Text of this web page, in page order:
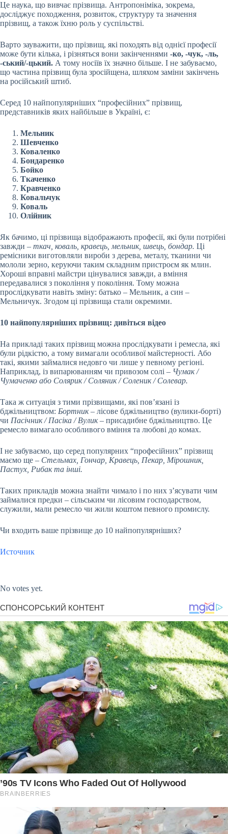
Це наука, що вивчає прізвища. Антропоніміка, зокрема,
досліджує походження, розвиток, структуру та значення
прізвищ, а також їхню роль у суспільстві.
Варто зауважити, що прізвищ, які походять від однієї професії
може бути кілька, і різняться вони закінченнями -ко, -чук, -ль,
-ський/-цький. А тому носіїв їх значно більше. І не забуваємо,
що частина прізвищ була зросійщена, шляхом заміни закінчень
на російський штиб.
Серед 10 найпопулярніших “професійних” прізвищ,
представників яких найбільше в Україні, є:
Мельник
Шевченко
Коваленко
Бондаренко
Бойко
Ткаченко
Кравченко
Ковальчук
Коваль
Олійник
Як бачимо, ці прізвища відображають професії, які були потрібні
завжди – ткач, коваль, кравець, мельник, швець, бондар. Ці
ремісники виготовляли вироби з дерева, металу, тканини чи
мололи зерно, керуючи таким складним пристроєм як млин.
Хороші вправні майстри цінувалися завжди, а вміння
передавалися з покоління у покоління. Тому можна
прослідкувати навіть зміну: батько – Мельник, а син –
Мельничук. Згодом ці прізвища стали окремими.
10 найпопулярніших прізвищ: дивіться відео
На прикладі таких прізвищ можна прослідкувати і ремесла, які
були рідкістю, а тому вимагали особливої майстерності. Або
такі, якими займалися недовго чи лише у певному регіоні.
Наприклад, із випарюванням чи привозом солі – Чумак /
Чумаченко або Солярик / Соляник / Соленик / Солевар.
Така ж ситуація з тими прізвищами, які пов’язані із
бджільництвом: Бортник– лісове бджільництво (вулики-борті)
чи Пасічник / Пасіка / Вулик– присадибне бджільництво. Це
ремесло вимагало особливого вміння та любові до комах.
І не забуваємо, що серед популярних “професійних” прізвищ
маємо ще – Стельмах, Гончар, Кравець, Пекар, Мірошник,
Пастух, Рибак та інші.
Таких прикладів можна знайти чимало і по них з’ясувати чим
займалися предки – сільським чи лісовим господарством,
служили, мали ремесло чи жили коштом певного промислу.
Чи входить ваше прізвище до 10 найпопулярніших?
Источник
No votes yet.